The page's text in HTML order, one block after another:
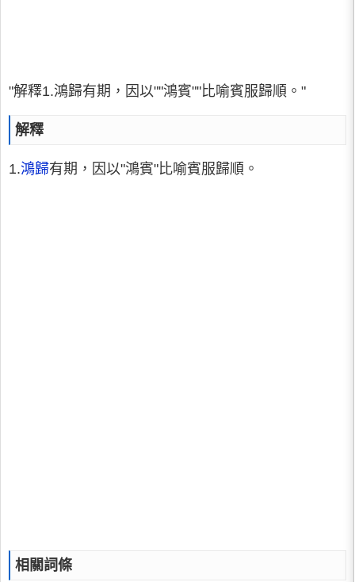
"解釋1.鴻歸有期，因以""鴻賓""比喻賓服歸順。"
解釋
1.鴻歸有期，因以"鴻賓"比喻賓服歸順。
相關詞條